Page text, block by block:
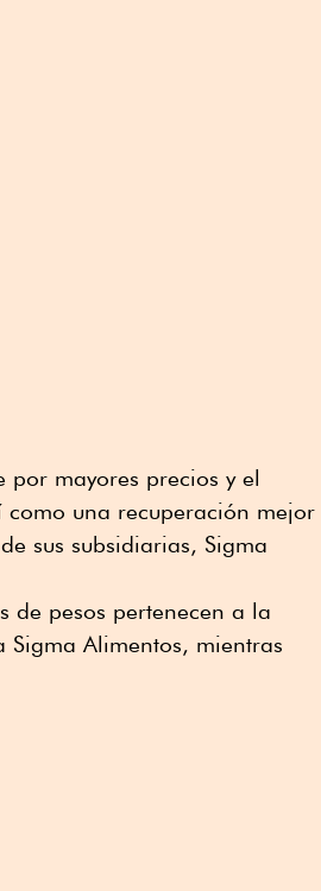
mayores precios y el
una recuperación mejor
sus subsidiarias, Sigma
de pesos pertenecen a la
Alimentos, mientras